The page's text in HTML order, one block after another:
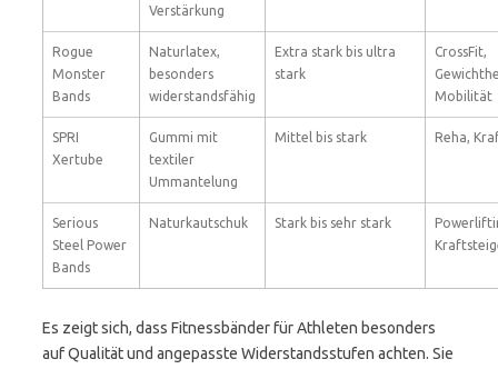
Verstärkung
Rogue
Monster
Bands
Naturlatex,
besonders
widerstandsfähig
Extra stark bis ultra
stark
CrossFit,
Mobilität
SPRI
Xertube
Gummi mit
textiler
Ummantelung
Mittel bis stark Reha,
Serious
Steel Power
Bands
Naturkautschuk Stark bis sehr stark
Es zeigt sich, dass Fitnessbänder für Athleten besonders
auf Qualität und angepasste Widerstandsstufen achten. Sie